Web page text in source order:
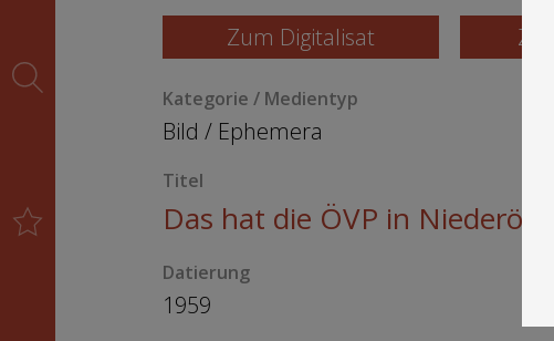
Zum Digitalisat
Kategorie / Medientyp
Bild / Ephemera
Titel
Das hat die ÖVP in
Datierung
1959